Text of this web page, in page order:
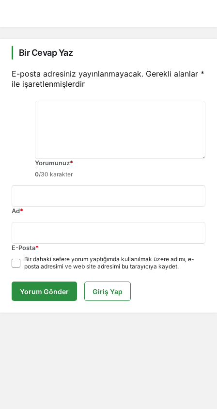
Bir Cevap Yaz
E-posta adresiniz yayınlanmayacak. Gerekli alanlar *
ile işaretlenmişlerdir
Yorumunuz*
0/30 karakter
Ad*
E-Posta*
Bir dahaki sefere yorum yaptığımda kullanılmak üzere adımı, e-
posta adresimi ve web site adresimi bu tarayıcıya kaydet.
Yorum Gönder Giriş Yap